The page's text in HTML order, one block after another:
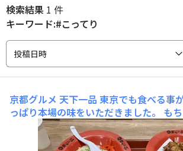
検索結果 1 件
キーワード:#こってり
投稿日時
京都グルメ 天下一品 東京でも食べる事
っぱり本場の味をいただきました。 も
一択です。